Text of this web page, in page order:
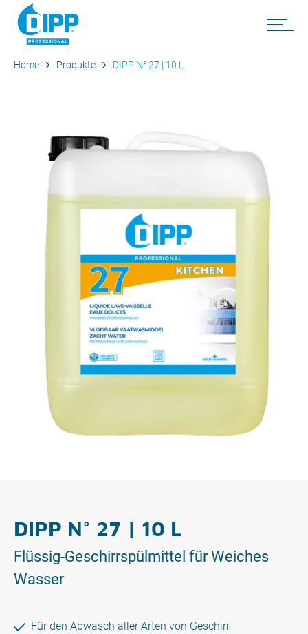
Home Produkte DIPP N° 27 | 10 L
DIPP N° 27 | 10 L
Flüssig-Geschirrspülmittel für Weiches
Wasser
Für den Abwasch aller Arten von Geschirr,